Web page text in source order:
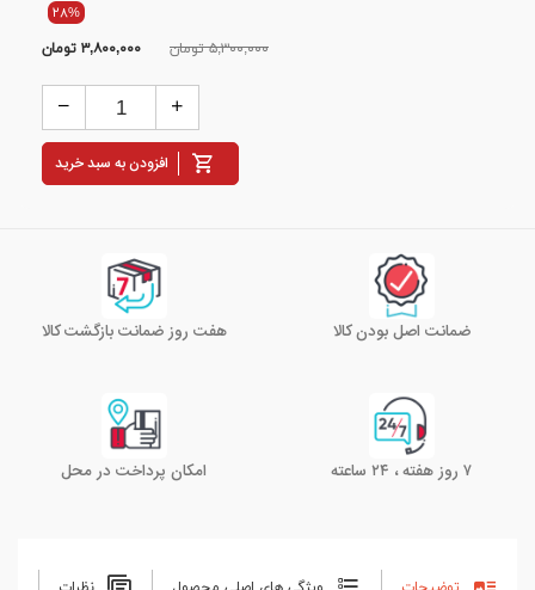
۲۸%
۵,۳۰۰,۰۰۰ تومان ۳,۸۰۰,۰۰۰تومان
افزودن به سبد خرید
ضمانت اصل بودن کالا هفت روز ضمانت بازگشت کالا
۷ روز هفته ، ۲۴ ساعته امکان پرداخت در محل